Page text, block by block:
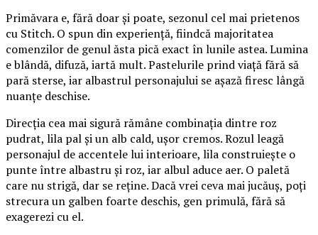
Primăvara e, fără doar și poate, sezonul cel mai prietenos
cu Stitch. O spun din experiență, fiindcă majoritatea
comenzilor de genul ăsta pică exact în lunile astea. Lumina
e blândă, difuză, iartă mult. Pastelurile prind viață fără să
pară sterse, iar albastrul personajului se așază firesc lângă
nuanțe deschise.
Direcția cea mai sigură rămâne combinația dintre roz
pudrat, lila pal și un alb cald, ușor cremos. Rozul leagă
personajul de accentele lui interioare, lila construiește o
punte între albastru și roz, iar albul aduce aer. O paletă
care nu strigă, dar se reține. Dacă vrei ceva mai jucăuș, poți
strecura un galben foarte deschis, gen primulă, fără să
exagerezi cu el.